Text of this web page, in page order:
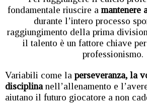
fondamentale riuscire a mantenere
durante l’intero processo
raggiungimento della prima
il talento è un fattore chiave
professionismo.
Variabili come la perseveranza, la
disciplina nell’allenamento e
aiutano il futuro giocatore a non